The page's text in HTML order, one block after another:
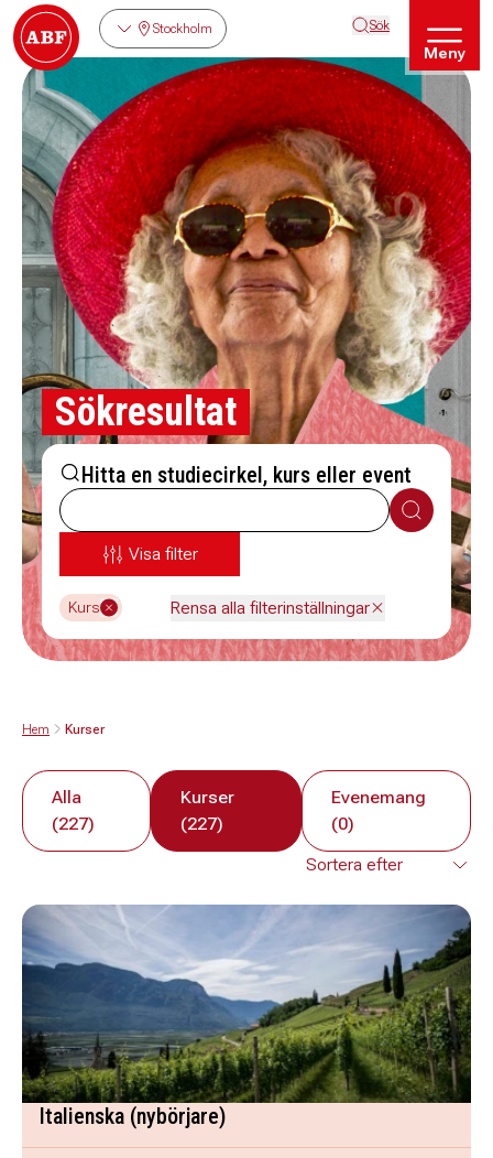
Stockholm Sök
Meny
Sökresultat
Hitta en studiecirkel, kurs eller event
Sök
Visa filter
Kurs Rensa alla filterinställningar
Hem Kurser
Alla
(227)
Kurser
(227)
Evenemang
(0)
Italienska (nybörjare)